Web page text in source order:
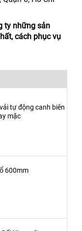
ty những sản
cách phục vụ
tự động canh biên
mặc
600mm